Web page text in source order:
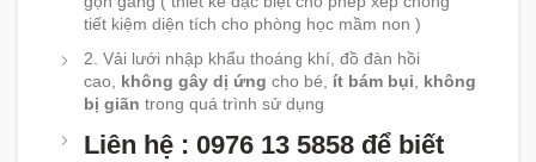
tiết kiệm diện tích cho phòng học mầm non )
2. Vải lưới nhập khẩu thoáng khí, đồ đàn hồi
cao, không gây dị ứng cho bé, ít bám bụi, không
bị giãn trong quá trình sử dụng
Liên hệ : 0976 13 5858 để biết